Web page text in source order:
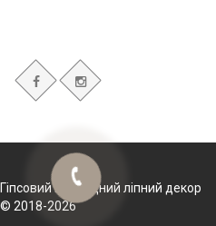
Гіпсовий і фасадний ліпний декор
© 2018-2026